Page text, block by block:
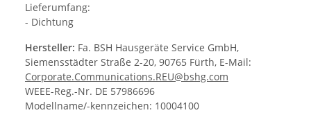
Lieferumfang:
- Dichtung
Hersteller: Fa. BSH Hausgeräte Service GmbH,
Siemensstädter Straße 2-20, 90765 Fürth, E-Mail:
Corporate.Communications.REU@bshg.com
WEEE-Reg.-Nr. DE 57986696
Modellname/-kennzeichen: 10004100